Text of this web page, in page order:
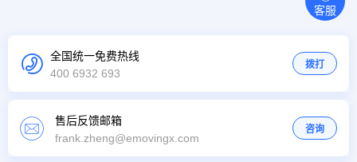
全国统一免费热线
400 6932 693
拨打
售后反馈邮箱
frank.zheng@emovingx.com
咨询
客服